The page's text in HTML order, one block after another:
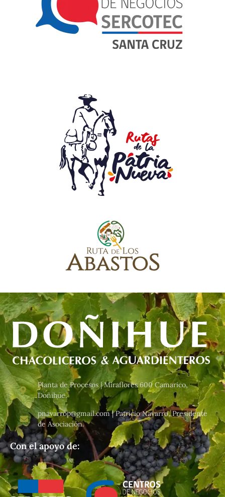
Planta de Procesos | Miraflores 600 Camarico,
Doñihue.
pnavarrop@gmail.com | Patricio Navarro, Presidente
de Asociación.
Con el apoyo de: